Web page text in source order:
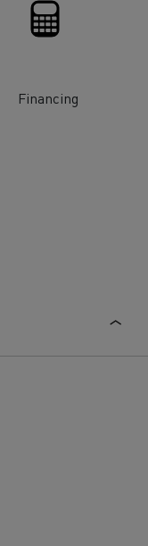
Financing